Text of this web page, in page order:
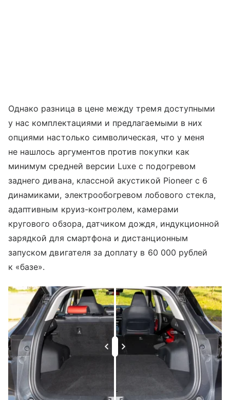
Однако разница в цене между тремя доступными
у нас комплектациями и предлагаемыми в них
опциями настолько символическая, что у меня
не нашлось аргументов против покупки как
минимум средней версии Luxe с подогревом
заднего дивана, классной акустикой Pioneer с 6
динамиками, электрообогревом лобового стекла,
адаптивным круиз-контролем, камерами
кругового обзора, датчиком дождя, индукционной
зарядкой для смартфона и дистанционным
запуском двигателя за доплату в 60 000 рублей
к «базе».